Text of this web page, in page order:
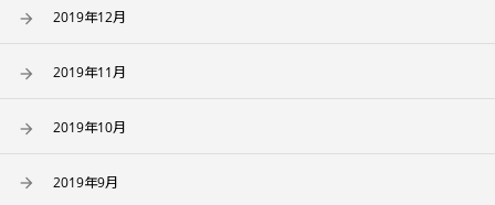
2019年12月
2019年11月
2019年10月
2019年9月